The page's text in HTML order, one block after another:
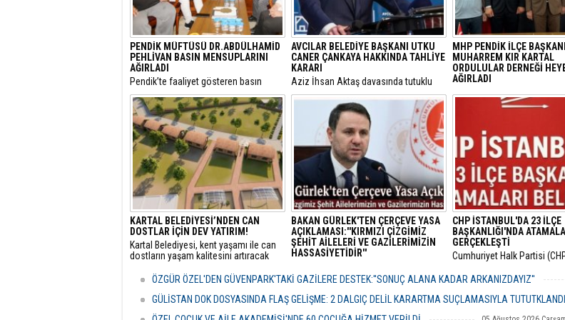
PENDİK MÜFTÜSÜ DR.ABDÜLHAMİD
PEHLİVAN BASIN MENSUPLARINI
AĞIRLADI
​Pendik’te faaliyet gösteren basın
mensupları, Pendik İlçe Müftülüğü
görevine başlayan Dr. Abdulhamid
Pehlivan’ı makamında ziyaret ederek
yeni görevi için tebriklerini iletti.
AVCILAR BELEDİYE BAŞKANI UTKU
CANER ÇANKAYA HAKKINDA TAHLİYE
KARARI
​Aziz İhsan Aktaş davasında tutuklu
yargılanan Avcılar Belediye Başkanı
Utku Caner Çaykara ile Seyhan
Belediyesi Temizlik İşleri Müdürü
Özcan Zenger için tahliye kararı çıktı.
MHP PENDİK İLÇE BAŞKANI
MUHARREM KIR KARTAL
ORDULULAR DERNEĞİ
AĞIRLADI
​Milliyetçi Hareket Partisi
İlçe Başkanlığı, bölgedeki
KARTAL BELEDİYESİ’NDEN CAN
DOSTLAR İÇİN DEV YATIRIM!
Kartal Belediyesi, kent yaşamı ile can
dostların yaşam kalitesini artıracak
BAKAN GÜRLEK'TEN ÇERÇEVE YASA
AÇIKLAMASI:''KIRMIZI ÇİZGİMİZ
ŞEHİT AİLELERİ VE GAZİLERİMİZİN
HASSASİYETİDİR''
sunulan 12 maddelik yasa teklifinin
detaylarını açıklayarak "Terörsüz
Türkiye" hedefinin milli bir devlet
CHP İSTANBUL'DA 23 İLÇE
BAŞKANLIĞI'NDA
GERÇEKLEŞTİ
​Cumhuriyet Halk Partisi
bünyesinde hayata geçirdiği
ardından gözler İstanbul il
ÖZGÜR ÖZEL'DEN GÜVENPARK'TAKİ GAZİLERE DESTEK:''SONUÇ ALANA KADAR ARKANIZDAYIZ''
06 Ağustos 2026
GÜLİSTAN DOK DOSYASINDA FLAŞ GELİŞME: 2 DALGIÇ DELİL KARARTMA SUÇLAMASIYLA TUTUTKLANDI
06 Ağustos 2026